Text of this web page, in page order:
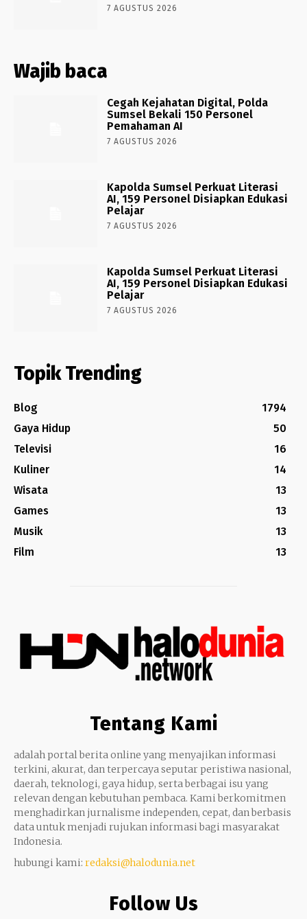
7 AGUSTUS 2026
Wajib baca
Cegah Kejahatan Digital, Polda
Sumsel Bekali 150 Personel
Pemahaman AI
7 AGUSTUS 2026
Kapolda Sumsel Perkuat Literasi
AI, 159 Personel Disiapkan Edukasi
Pelajar
7 AGUSTUS 2026
Kapolda Sumsel Perkuat Literasi
AI, 159 Personel Disiapkan Edukasi
Pelajar
7 AGUSTUS 2026
Topik Trending
Blog
1794
Gaya Hidup
50
Televisi
16
Kuliner
14
Wisata
13
Games
13
Musik
13
Film
13
Tentang Kami
adalah portal berita online yang menyajikan informasi
terkini, akurat, dan terpercaya seputar peristiwa nasional,
daerah, teknologi, gaya hidup, serta berbagai isu yang
relevan dengan kebutuhan pembaca. Kami berkomitmen
menghadirkan jurnalisme independen, cepat, dan berbasis
data untuk menjadi rujukan informasi bagi masyarakat
Indonesia.
hubungi kami: redaksi@halodunia.net
Follow Us